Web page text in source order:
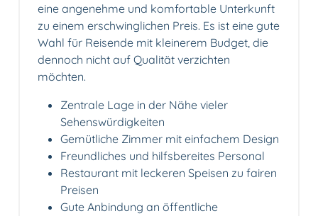
eine angenehme und komfortable Unterkunft
zu einem erschwinglichen Preis. Es ist eine gute
Wahl für Reisende mit kleinerem Budget, die
dennoch nicht auf Qualität verzichten
möchten.
Zentrale Lage in der Nähe vieler
Sehenswürdigkeiten
Gemütliche Zimmer mit einfachem Design
Freundliches und hilfsbereites Personal
Restaurant mit leckeren Speisen zu fairen
Preisen
Gute Anbindung an öffentliche